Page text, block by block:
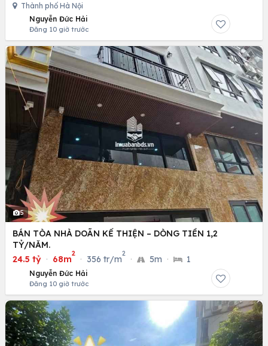
Thành phố Hà Nội
Nguyễn Đức Hải
Đăng 10 giờ trước
5
BÁN TÒA NHÀ DOÃN KẾ THIỆN – DÒNG TIỀN 1,2
TỶ/NĂM.
24.5 tỷ · 68m
2
· 356 tr/m
2
· 5m · 1
Nguyễn Đức Hải
Đăng 10 giờ trước